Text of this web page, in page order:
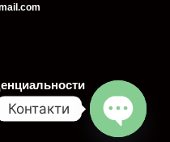
Луцк Украина
Контакти